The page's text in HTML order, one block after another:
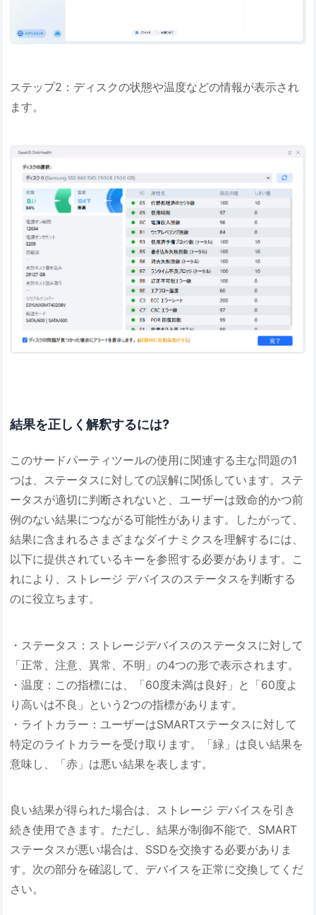
ステップ2：ディスクの状態や温度などの情報が表示され
ます。
結果を正しく解釈するには?
このサードパーティツールの使用に関連する主な問題の1
つは、ステータスに対しての誤解に関係しています。ステ
ータスが適切に判断されないと、ユーザーは致命的かつ前
例のない結果につながる可能性があります。したがって、
結果に含まれるさまざまなダイナミクスを理解するには、
以下に提供されているキーを参照する必要があります。こ
れにより、ストレージ デバイスのステータスを判断する
のに役立ちます。
・ステータス：ストレージデバイスのステータスに対して
「正常、注意、異常、不明」の4つの形で表示されます。
・温度：この指標には、「60度未満は良好」と「60度よ
り高いは不良」という2つの指標があります。
・ライトカラー：ユーザーはSMARTステータスに対して
特定のライトカラーを受け取ります。「緑」は良い結果を
意味し、「赤」は悪い結果を表します。
良い結果が得られた場合は、ストレージ デバイスを引き
続き使用できます。ただし、結果が制御不能で、SMART
ステータスが悪い場合は、SSDを交換する必要がありま
す。次の部分を確認して、デバイスを正常に交換してくだ
さい。